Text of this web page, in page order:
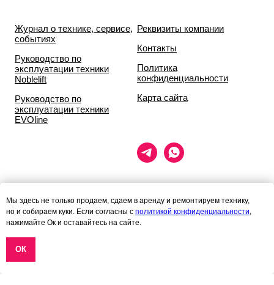
Журнал о технике, сервисе,
событиях
Руководство по
эксплуатации техники
Noblelift
Руководство по
эксплуатации техники
EVOline
Реквизиты компании
Контакты
Политика
конфиденциальности
Карта сайта
Данный сайт носит исключительно информационный характер и ни
информационные материалы и цены, размещённые на сайте, не
определяемой положениями статей 435 и 437 гражданского кодекса
Мы здесь не только продаем, сдаем в аренду и ремонтируем технику,
но и собираем куки. Если согласны с политикой конфиденциальности,
нажимайте Ок и оставайтесь на сайте.
ОК